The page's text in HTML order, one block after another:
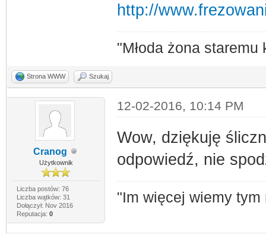
http://
"Młoda żona
Strona WWW Szukaj
Cranog
Użytkownik
Liczba postów: 76
Liczba wątków: 31
Dołączył: Nov 2016
Reputacja: 0
12-02-2016, 10:14 PM
Wow, dziękuję
odpowiedź, nie
"Im więcej wiemy tym